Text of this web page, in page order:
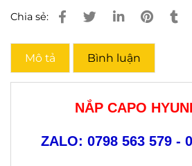
Chia sẻ:
Mô tả Bình luận
NẮP CAPO
ZALO: 0798 563 579 -